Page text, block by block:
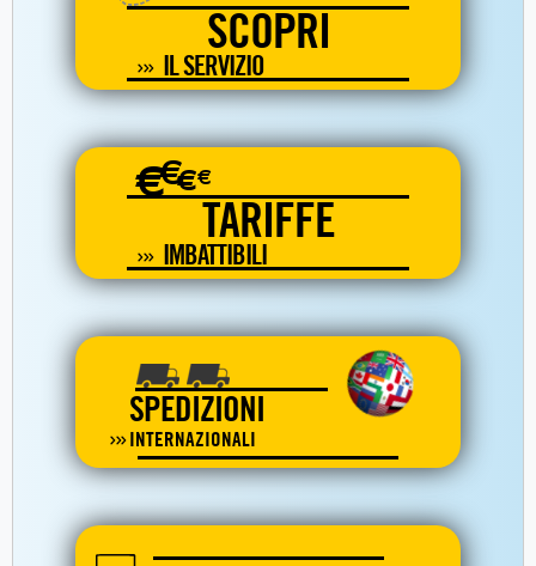
SCOPRI
IL SERVIZIO
€€€€
TARIFFE
IMBATTIBILI
SPEDIZIONI
INTERNAZIONALI